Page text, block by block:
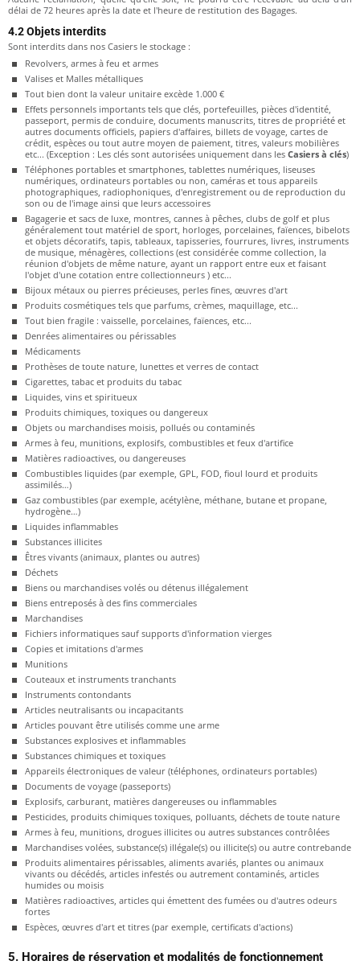
délai de 72 heures après la date et l'heure de restitution des Bagages.
4.2 Objets interdits
Sont interdits dans nos Casiers le stockage :
Revolvers, armes à feu et armes
Valises et Malles métalliques
Tout bien dont la valeur unitaire excède 1.000 €
Effets personnels importants tels que clés, portefeuilles, pièces d'identité,
passeport, permis de conduire, documents manuscrits, titres de propriété et
autres documents officiels, papiers d'affaires, billets de voyage, cartes de
crédit, espèces ou tout autre moyen de paiement, titres, valeurs mobilières
etc... (Exception : Les clés sont autorisées uniquement dans les Casiers à clés)
Téléphones portables et smartphones, tablettes numériques, liseuses
numériques, ordinateurs portables ou non, caméras et tous appareils
photographiques, radiophoniques, d'enregistrement ou de reproduction du
son ou de l'image ainsi que leurs accessoires
Bagagerie et sacs de luxe, montres, cannes à pêches, clubs de golf et plus
généralement tout matériel de sport, horloges, porcelaines, faïences, bibelots
et objets décoratifs, tapis, tableaux, tapisseries, fourrures, livres, instruments
de musique, ménagères, collections (est considérée comme collection, la
réunion d'objets de même nature, ayant un rapport entre eux et faisant
l'objet d'une cotation entre collectionneurs ) etc...
Bijoux métaux ou pierres précieuses, perles fines, œuvres d'art
Produits cosmétiques tels que parfums, crèmes, maquillage, etc...
Tout bien fragile : vaisselle, porcelaines, faïences, etc...
Denrées alimentaires ou périssables
Médicaments
Prothèses de toute nature, lunettes et verres de contact
Cigarettes, tabac et produits du tabac
Liquides, vins et spiritueux
Produits chimiques, toxiques ou dangereux
Objets ou marchandises moisis, pollués ou contaminés
Armes à feu, munitions, explosifs, combustibles et feux d'artifice
Matières radioactives, ou dangereuses
Combustibles liquides (par exemple, GPL, FOD, fioul lourd et produits
assimilés…)
Gaz combustibles (par exemple, acétylène, méthane, butane et propane,
hydrogène…)
Liquides inflammables
Substances illicites
Êtres vivants (animaux, plantes ou autres)
Déchets
Biens ou marchandises volés ou détenus illégalement
Biens entreposés à des fins commerciales
Marchandises
Fichiers informatiques sauf supports d'information vierges
Copies et imitations d'armes
Munitions
Couteaux et instruments tranchants
Instruments contondants
Articles neutralisants ou incapacitants
Articles pouvant être utilisés comme une arme
Substances explosives et inflammables
Substances chimiques et toxiques
Appareils électroniques de valeur (téléphones, ordinateurs portables)
Documents de voyage (passeports)
Explosifs, carburant, matières dangereuses ou inflammables
Pesticides, produits chimiques toxiques, polluants, déchets de toute nature
Armes à feu, munitions, drogues illicites ou autres substances contrôlées
Marchandises volées, substance(s) illégale(s) ou illicite(s) ou autre contrebande
Produits alimentaires périssables, aliments avariés, plantes ou animaux
vivants ou décédés, articles infestés ou autrement contaminés, articles
humides ou moisis
Matières radioactives, articles qui émettent des fumées ou d'autres odeurs
fortes
Espèces, œuvres d'art et titres (par exemple, certificats d'actions)
5. Horaires de réservation et modalités de fonctionnement